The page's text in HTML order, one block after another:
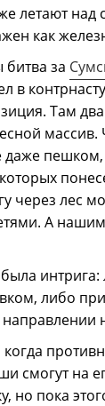
летают над
как
за
в
Там
даже
через лес
А
либо
смогут на
но пока